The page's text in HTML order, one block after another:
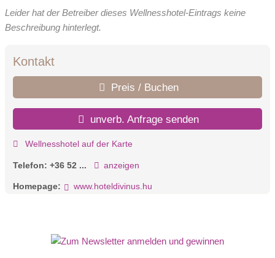
Leider hat der Betreiber dieses Wellnesshotel-Eintrags keine
Beschreibung hinterlegt.
Kontakt
Preis / Buchen
unverb. Anfrage senden
Wellnesshotel auf der Karte
Telefon: +36 52 ... anzeigen
Homepage: www.hoteldivinus.hu